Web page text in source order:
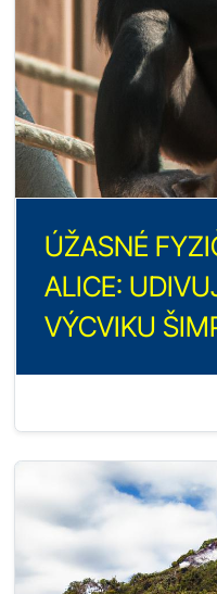
ÚŽASNÉ
ALICE:
VÝCVIKU